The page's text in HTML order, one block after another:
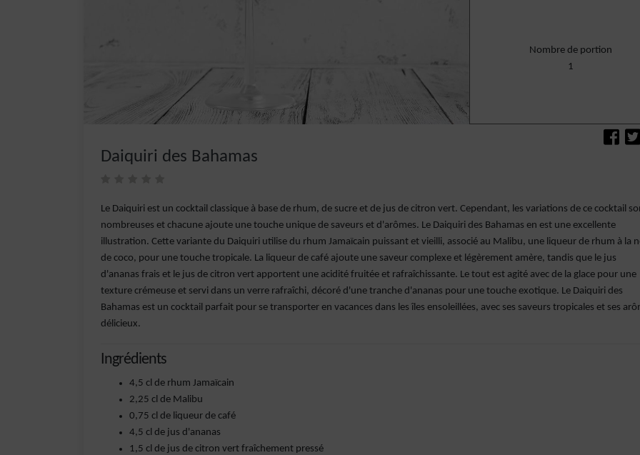
Nombre de portion
1
Daiquiri des Bahamas
Le Daiquiri est un cocktail classique à base de rhum, de sucre et de jus de citron vert. Cependant, les variations de ce cocktail
nombreuses et chacune ajoute une touche unique de saveurs et d'arômes. Le Daiquiri des Bahamas en est une excellente
illustration. Cette variante du Daiquiri utilise du rhum Jamaïcain puissant et vieilli, associé au Malibu, une liqueur de rhum à la
de coco, pour une touche tropicale. La liqueur de café ajoute une saveur complexe et légèrement amère, tandis que le jus
d'ananas frais et le jus de citron vert apportent une acidité fruitée et rafraîchissante. Le tout est agité avec de la glace pour une
texture crémeuse et servi dans un verre rafraîchi, décoré d'une tranche d'ananas pour une touche exotique. Le Daiquiri des
Bahamas est un cocktail parfait pour se transporter en vacances dans les îles ensoleillées, avec ses saveurs tropicales et ses
délicieux.
Ingrédients
4,5 cl de rhum Jamaïcain
2,25 cl de Malibu
0,75 cl de liqueur de café
4,5 cl de jus d'ananas
1,5 cl de jus de citron vert fraîchement pressé